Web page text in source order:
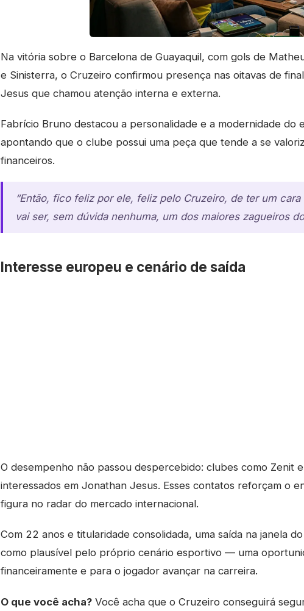
Na vitória sobre o Barcelona de Guayaquil, com gols de
e Sinisterra, o Cruzeiro confirmou presença nas oitavas de
Jesus que chamou atenção interna e externa.
Fabrício Bruno destacou a personalidade e a modernidade do
apontando que o clube possui uma peça que tende a se
financeiros.
“Então, fico feliz por ele, feliz pelo Cruzeiro, de ter um
vai ser, sem dúvida nenhuma, um dos maiores zagueiros
Interesse europeu e cenário de saída
O desempenho não passou despercebido: clubes como Zenit
interessados em Jonathan Jesus. Esses contatos reforçam o
figura no radar do mercado internacional.
Com 22 anos e titularidade consolidada, uma saída na janela
como plausível pelo próprio cenário esportivo — uma
financeiramente e para o jogador avançar na carreira.
O que você acha? Você acha que o Cruzeiro conseguirá